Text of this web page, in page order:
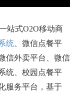
站式O2O移动商
统、微信点餐平
信外卖平台、微信
统、校园点餐平
服务平台，基于